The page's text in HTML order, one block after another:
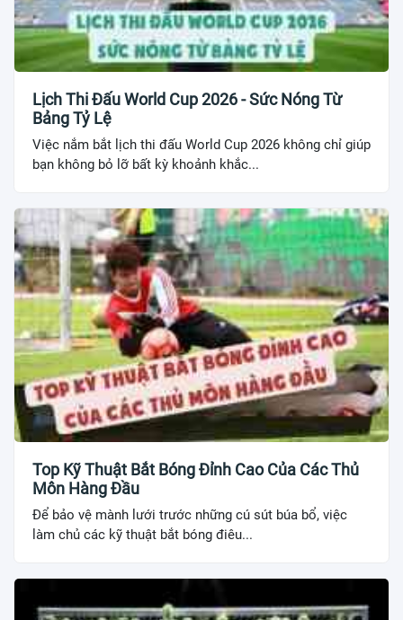
Lịch Thi Đấu World Cup 2026 - Sức Nóng Từ
Bảng Tỷ Lệ
Việc nắm bắt lịch thi đấu World Cup 2026 không chỉ giúp
bạn không bỏ lỡ bất kỳ khoảnh khắc...
Top Kỹ Thuật Bắt Bóng Đỉnh Cao Của Các Thủ
Môn Hàng Đầu
Để bảo vệ mành lưới trước những cú sút búa bổ, việc
làm chủ các kỹ thuật bắt bóng điêu...